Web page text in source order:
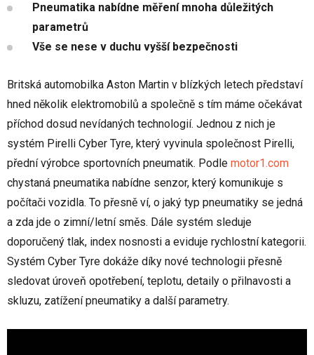
Pneumatika nabídne měření mnoha důležitých
parametrů
Vše se nese v duchu vyšší bezpečnosti
Britská automobilka Aston Martin v blízkých letech představí
hned několik elektromobilů a společně s tím máme očekávat
příchod dosud nevídaných technologií. Jednou z nich je
systém Pirelli Cyber Tyre, který vyvinula společnost Pirelli,
přední výrobce sportovních pneumatik. Podle motor1.com
chystaná pneumatika nabídne senzor, který komunikuje s
počítači vozidla. To přesně ví, o jaký typ pneumatiky se jedná
a zda jde o zimní/letní směs. Dále systém sleduje
doporučený tlak, index nosnosti a eviduje rychlostní kategorii.
Systém Cyber Tyre dokáže díky nové technologii přesně
sledovat úroveň opotřebení, teplotu, detaily o přilnavosti a
skluzu, zatížení pneumatiky a další parametry.